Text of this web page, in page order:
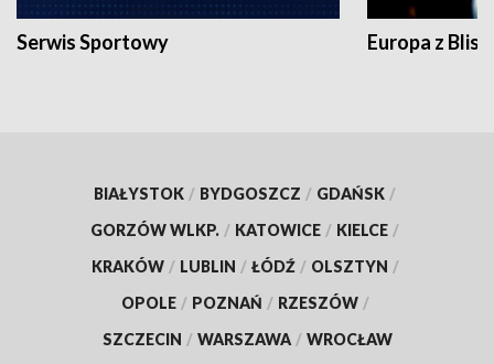
Serwis Sportowy Europa z
BIAŁYSTOK / BYDGOSZCZ / GDAŃSK /
GORZÓW WLKP. / KATOWICE / KIELCE /
KRAKÓW / LUBLIN / ŁÓDŹ / OLSZTYN /
OPOLE / POZNAŃ / RZESZÓW /
SZCZECIN / WARSZAWA / WROCŁAW